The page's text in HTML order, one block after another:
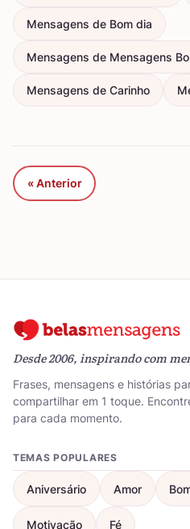
Mensagens de Bom dia
Mensagens de Mensagens
Mensagens de Carinho
« Anterior
Desde 2006, inspirando com
Frases, mensagens e histórias
compartilhar em 1 toque.
para cada momento.
TEMAS POPULARES
Aniversário Amor
Motivação Fé